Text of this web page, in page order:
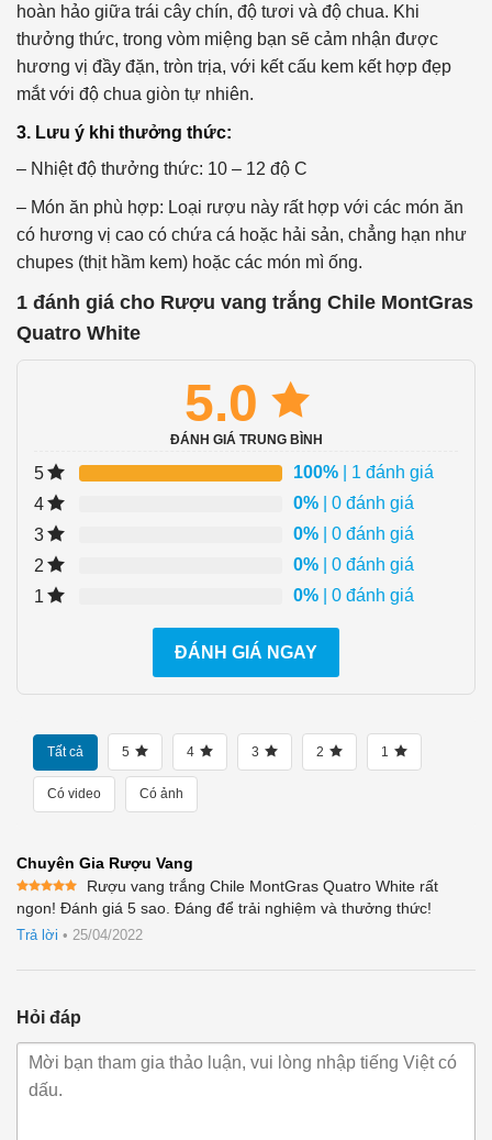
hoàn hảo giữa trái cây chín, độ tươi và độ chua. Khi
thưởng thức, trong vòm miệng bạn sẽ cảm nhận được
hương vị đầy đặn, tròn trịa, với kết cấu kem kết hợp đẹp
mắt với độ chua giòn tự nhiên.
3. Lưu ý khi thưởng thức:
– Nhiệt độ thưởng thức: 10 – 12 độ C
– Món ăn phù hợp: Loại rượu này rất hợp với các món ăn
có hương vị cao có chứa cá hoặc hải sản, chẳng hạn như
chupes (thịt hầm kem) hoặc các món mì ống.
1 đánh giá cho Rượu vang trắng Chile MontGras
Quatro White
5.0
ĐÁNH GIÁ TRUNG BÌNH
5 100% | 1 đánh giá
4
0% | 0 đánh giá
3
0% | 0 đánh giá
2
0% | 0 đánh giá
1
0% | 0 đánh giá
ĐÁNH GIÁ NGAY
Tất cả 5 4 3 2 1
Có video Có ảnh
Chuyên Gia Rượu Vang
Được xếp
hạng5 5
sao
Rượu vang trắng Chile MontGras Quatro White rất
ngon! Đánh giá 5 sao. Đáng để trải nghiệm và thưởng thức!
Trả lời • 25/04/2022
Hỏi đáp